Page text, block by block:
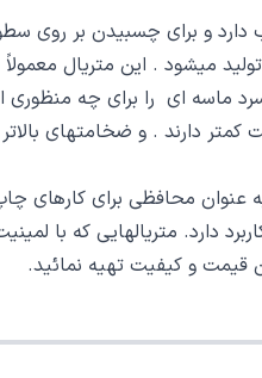
و برای چسبیدن بر روی
به اینکه رول لمینت سرد ماسه ای
دارند . و ضخامتهای
دارد. متریالهایی که با
قیمت و کیفیت تهیه نمائید.